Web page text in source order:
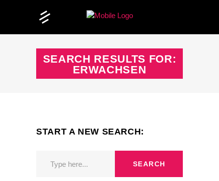
SEARCH RESULTS FOR:
ERWACHSEN
START A NEW SEARCH:
SEARCH